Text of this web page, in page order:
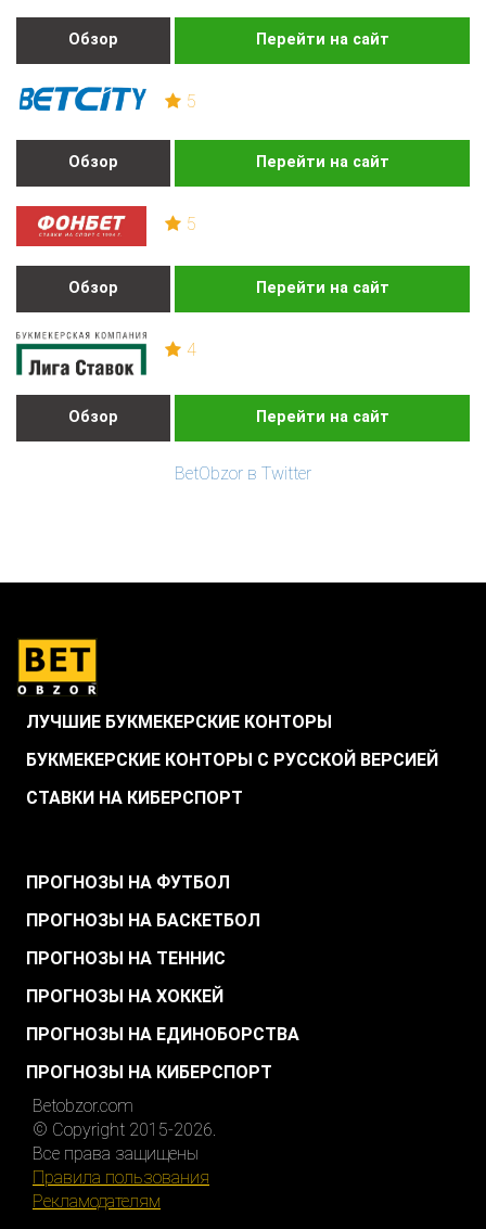
Обзор Перейти на сайт
5
Обзор Перейти на сайт
5
Обзор Перейти на сайт
4
Обзор Перейти на сайт
BetObzor в Twitter
ЛУЧШИЕ БУКМЕКЕРСКИЕ КОНТОРЫ
БУКМЕКЕРСКИЕ КОНТОРЫ С РУССКОЙ ВЕРСИЕЙ
СТАВКИ НА КИБЕРСПОРТ
ПРОГНОЗЫ НА ФУТБОЛ
ПРОГНОЗЫ НА БАСКЕТБОЛ
ПРОГНОЗЫ НА ТЕННИС
ПРОГНОЗЫ НА ХОККЕЙ
ПРОГНОЗЫ НА ЕДИНОБОРСТВА
ПРОГНОЗЫ НА КИБЕРСПОРТ
Betobzor.com
© Copyright 2015-2026.
Все права защищены
Правила пользования
Рекламодателям